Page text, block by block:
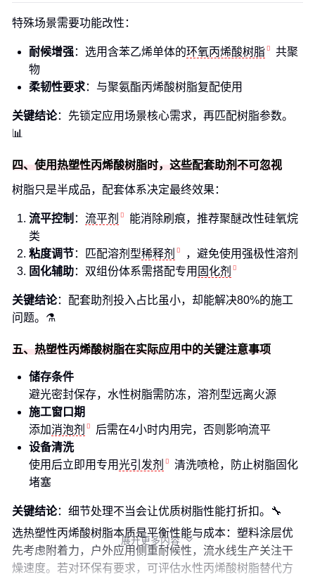
特殊场景需要功能改性：
耐候增强：选用含苯乙烯单体的环氧丙烯酸树脂
共聚
物
柔韧性要求：与聚氨酯丙烯酸树脂复配使用
关键结论：先锁定应用场景核心需求，再匹配树脂参数。
📊
四、使用热塑性丙烯酸树脂时，这些配套助剂不可忽视
树脂只是半成品，配套体系决定最终效果：
流平控制 ： 流平剂
能消除刷痕，推荐聚醚改性硅氧烷
类
粘度调节：匹配溶剂型稀释剂
，避免使用强极性溶剂
固化辅助：双组份体系需搭配专用 固化剂
关键结论：配套助剂投入占比虽小，却能解决80%的施工
问题。⚗️
五、热塑性丙烯酸树脂在实际应用中的关键注意事项
储存条件
避光密封保存，水性树脂需防冻，溶剂型远离火源
施工窗口期
添加消泡剂
后需在4小时内用完，否则影响流平
设备清洗
使用后立即用专用光引发剂
清洗喷枪，防止树脂固化
堵塞
关键结论：细节处理不当会让优质树脂性能打折扣。🔧
选热塑性丙烯酸树脂本质是平衡性能与成本：塑料涂层优
先考虑附着力，户外应用侧重耐候性，流水线生产关注干
燥速度。若对环保有要求，可评估水性丙烯酸树脂替代方
展开更多内容 